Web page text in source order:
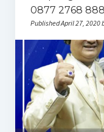
0877 2768
Published April 27, 2020